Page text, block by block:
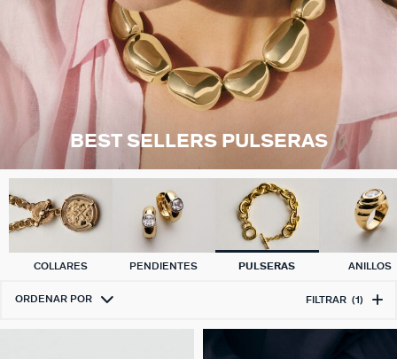
BEST SELLERS PULSERAS
COLLARES PENDIENTES PULSERAS ANILLOS
ORDENAR POR FILTRAR (1)